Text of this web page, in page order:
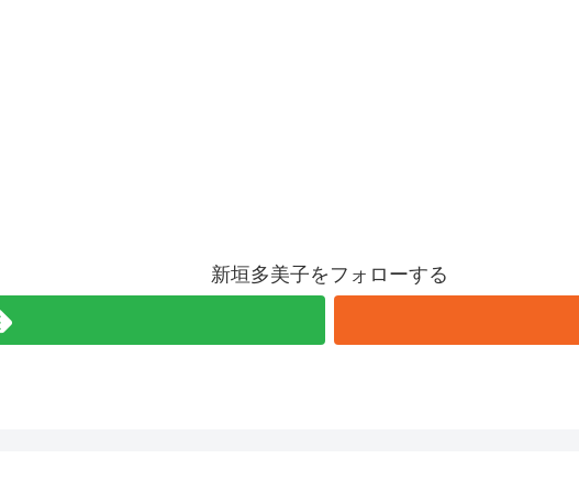
新垣多美子をフォローする